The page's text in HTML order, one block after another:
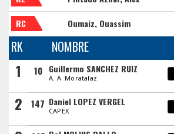
RC Oumaiz, Ouassim
RK NOMBRE
1 10 Guillermo SANCHEZ RUIZ
A. A. Moratalaz
2 147 Daniel LOPEZ VERGEL
CAPEX